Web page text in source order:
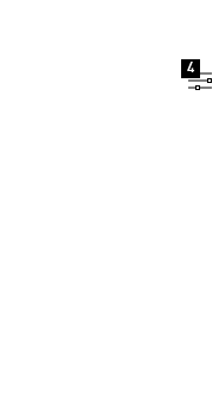
4